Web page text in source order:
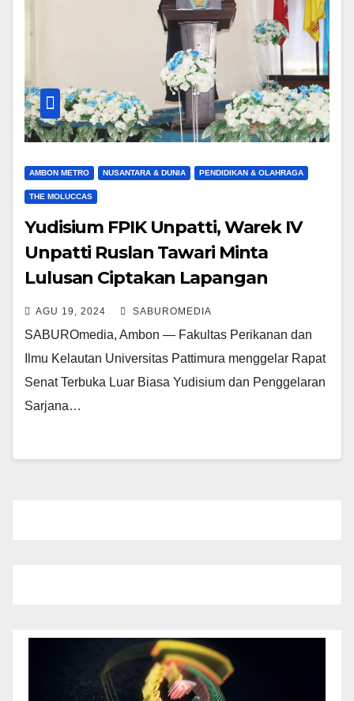
AMBON METRO NUSANTARA & DUNIA PENDIDIKAN & OLAHRAGA
THE MOLUCCAS
Yudisium FPIK Unpatti, Warek IV
Unpatti Ruslan Tawari Minta
Lulusan Ciptakan Lapangan
Pekerjaan
AGU 19, 2024 SABUROMEDIA
SABUROmedia, Ambon — Fakultas Perikanan dan
Ilmu Kelautan Universitas Pattimura menggelar Rapat
Senat Terbuka Luar Biasa Yudisium dan Penggelaran
Sarjana…